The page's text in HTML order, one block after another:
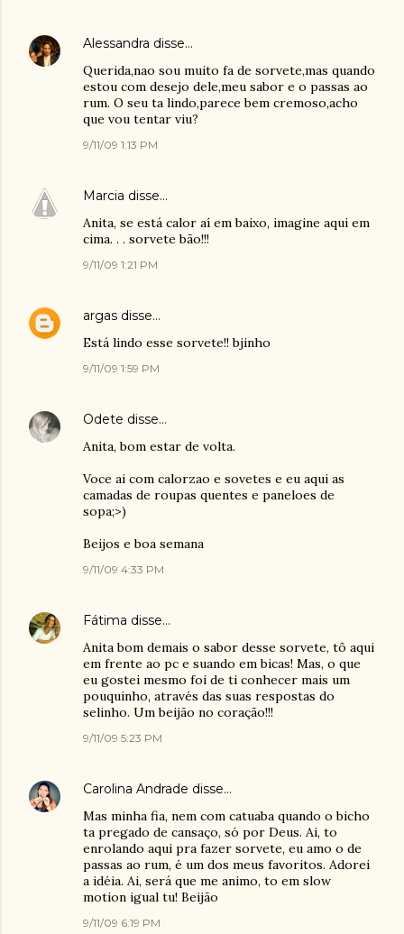
Alessandra disse…
Querida,nao sou muito fa de sorvete,mas quando
estou com desejo dele,meu sabor e o passas ao
rum. O seu ta lindo,parece bem cremoso,acho
que vou tentar viu?
9/11/09 1:13 PM
Marcia disse…
Anita, se está calor aí em baixo, imagine aqui em
cima. . . sorvete bão!!!
9/11/09 1:21 PM
argas disse…
Está lindo esse sorvete!! bjinho
9/11/09 1:59 PM
Odete disse…
Anita, bom estar de volta.
Voce ai com calorzao e sovetes e eu aqui as
camadas de roupas quentes e paneloes de
sopa;>)
Beijos e boa semana
9/11/09 4:33 PM
Fátima disse…
Anita bom demais o sabor desse sorvete, tô aqui
em frente ao pc e suando em bicas! Mas, o que
eu gostei mesmo foi de ti conhecer mais um
pouquinho, através das suas respostas do
selinho. Um beijão no coração!!!
9/11/09 5:23 PM
Carolina Andrade disse…
Mas minha fia, nem com catuaba quando o bicho
ta pregado de cansaço, só por Deus. Ai, to
enrolando aqui pra fazer sorvete, eu amo o de
passas ao rum, é um dos meus favoritos. Adorei
a idéia. Ai, será que me animo, to em slow
motion igual tu! Beijão
9/11/09 6:19 PM